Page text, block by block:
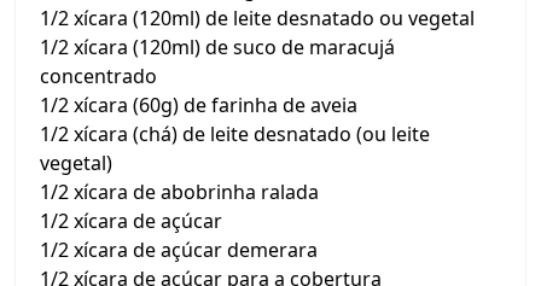
1/2 xícara (120ml) de leite desnatado ou vegetal
1/2 xícara (120ml) de suco de maracujá
concentrado
1/2 xícara (60g) de farinha de aveia
1/2 xícara (chá) de leite desnatado (ou leite
vegetal)
1/2 xícara de abobrinha ralada
1/2 xícara de açúcar
1/2 xícara de açúcar demerara
1/2 xícara de açúcar para a cobertura